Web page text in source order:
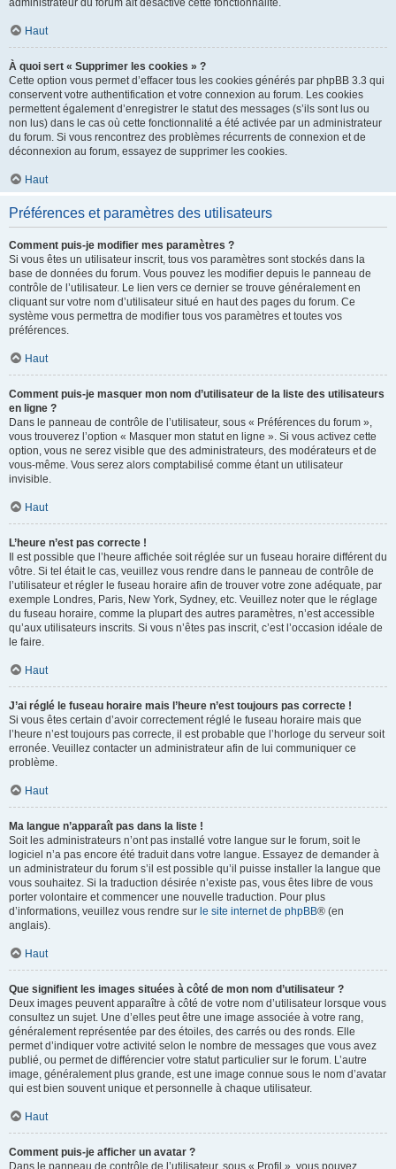
administrateur du forum ait désactivé cette fonctionnalité.
Haut
À quoi sert « Supprimer les cookies » ?
Cette option vous permet d’effacer tous les cookies générés par phpBB 3.3 qui
conservent votre authentification et votre connexion au forum. Les cookies
permettent également d’enregistrer le statut des messages (s’ils sont lus ou
non lus) dans le cas où cette fonctionnalité a été activée par un administrateur
du forum. Si vous rencontrez des problèmes récurrents de connexion et de
déconnexion au forum, essayez de supprimer les cookies.
Haut
Préférences et paramètres des utilisateurs
Comment puis-je modifier mes paramètres ?
Si vous êtes un utilisateur inscrit, tous vos paramètres sont stockés dans la
base de données du forum. Vous pouvez les modifier depuis le panneau de
contrôle de l’utilisateur. Le lien vers ce dernier se trouve généralement en
cliquant sur votre nom d’utilisateur situé en haut des pages du forum. Ce
système vous permettra de modifier tous vos paramètres et toutes vos
préférences.
Haut
Comment puis-je masquer mon nom d’utilisateur de la liste des utilisateurs
en ligne ?
Dans le panneau de contrôle de l’utilisateur, sous « Préférences du forum »,
vous trouverez l’option « Masquer mon statut en ligne ». Si vous activez cette
option, vous ne serez visible que des administrateurs, des modérateurs et de
vous-même. Vous serez alors comptabilisé comme étant un utilisateur
invisible.
Haut
L’heure n’est pas correcte !
Il est possible que l’heure affichée soit réglée sur un fuseau horaire différent du
vôtre. Si tel était le cas, veuillez vous rendre dans le panneau de contrôle de
l’utilisateur et régler le fuseau horaire afin de trouver votre zone adéquate, par
exemple Londres, Paris, New York, Sydney, etc. Veuillez noter que le réglage
du fuseau horaire, comme la plupart des autres paramètres, n’est accessible
qu’aux utilisateurs inscrits. Si vous n’êtes pas inscrit, c’est l’occasion idéale de
le faire.
Haut
J’ai réglé le fuseau horaire mais l’heure n’est toujours pas correcte !
Si vous êtes certain d’avoir correctement réglé le fuseau horaire mais que
l’heure n’est toujours pas correcte, il est probable que l’horloge du serveur soit
erronée. Veuillez contacter un administrateur afin de lui communiquer ce
problème.
Haut
Ma langue n’apparaît pas dans la liste !
Soit les administrateurs n’ont pas installé votre langue sur le forum, soit le
logiciel n’a pas encore été traduit dans votre langue. Essayez de demander à
un administrateur du forum s’il est possible qu’il puisse installer la langue que
vous souhaitez. Si la traduction désirée n’existe pas, vous êtes libre de vous
porter volontaire et commencer une nouvelle traduction. Pour plus
d’informations, veuillez vous rendre sur le site internet de phpBB® (en
anglais).
Haut
Que signifient les images situées à côté de mon nom d’utilisateur ?
Deux images peuvent apparaître à côté de votre nom d’utilisateur lorsque vous
consultez un sujet. Une d’elles peut être une image associée à votre rang,
généralement représentée par des étoiles, des carrés ou des ronds. Elle
permet d’indiquer votre activité selon le nombre de messages que vous avez
publié, ou permet de différencier votre statut particulier sur le forum. L’autre
image, généralement plus grande, est une image connue sous le nom d’avatar
qui est bien souvent unique et personnelle à chaque utilisateur.
Haut
Comment puis-je afficher un avatar ?
Dans le panneau de contrôle de l’utilisateur, sous « Profil », vous pouvez